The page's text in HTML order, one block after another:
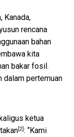
Kanada,
rencana
bahan
kita
bakar fosil.
dalam pertemuan
ketua
[2]: “Kami